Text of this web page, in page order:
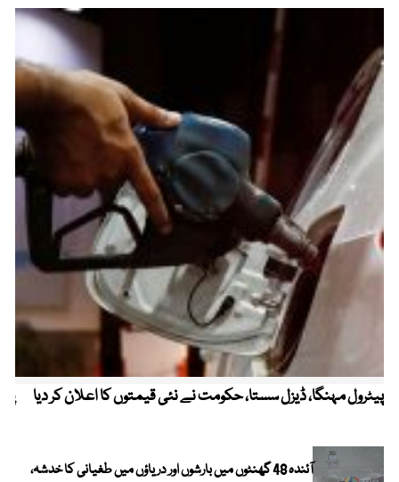
پیٹرول مہنگا، ڈیزل سستا، حکومت نے نئی قیمتوں کا اعلان کر دیا
آئندہ 48 گھنٹوں میں بارشوں اور دریاؤں میں طغیانی کا خدشہ،